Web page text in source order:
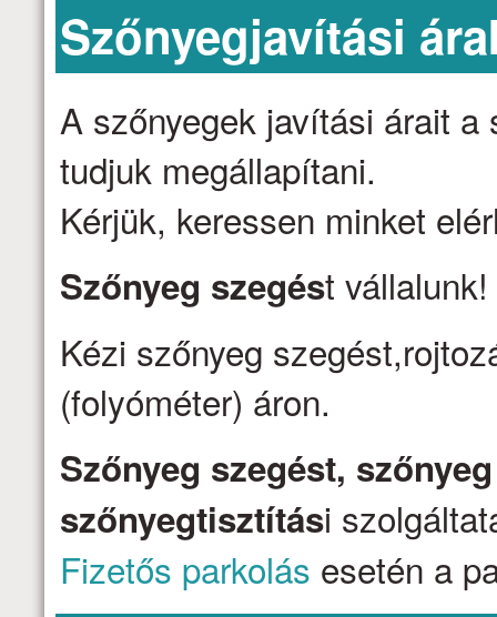
Szőnyegjavítási
A szőnyegek javítási árait a
tudjuk megállapítani.
Kérjük, keressen minket
Szőnyeg szegést
Kézi szőnyeg
(folyóméter) áron.
Szőnyeg szegést,
szőnyegtisztítási
Fizetős parkolás esetén a